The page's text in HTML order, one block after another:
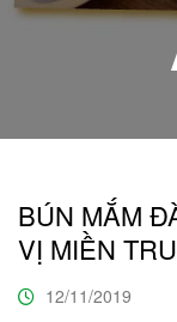
BÚN MẮM
VỊ MIỀN
12/11/2019